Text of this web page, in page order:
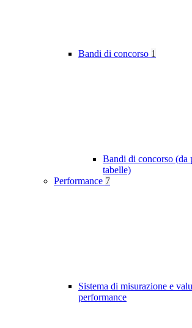
Bandi di concorso 1
Bandi di concorso (da
tabelle)
Performance 7
Sistema di misurazione e
performance